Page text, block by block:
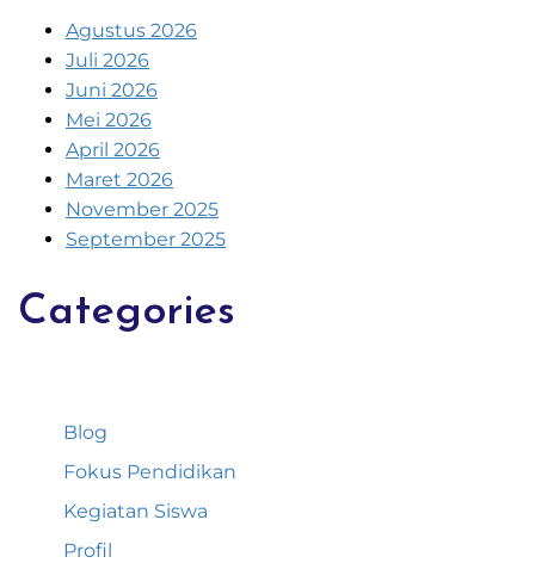
Agustus 2026
Juli 2026
Juni 2026
Mei 2026
April 2026
Maret 2026
November 2025
September 2025
Categories
Blog
Fokus Pendidikan
Kegiatan Siswa
Profil